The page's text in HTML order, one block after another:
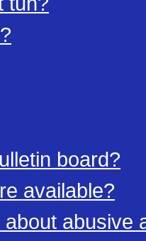
board?
available?
abusive